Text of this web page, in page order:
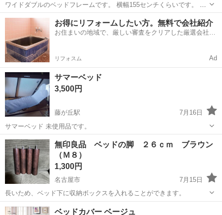
ワイドダブルのベッドフレームです。 横幅155センチくらいです。 電
灯と、片面に収納引き出しがありシーツを入れていました。 引き取り
に来て頂けると嬉しいです。郵送の場合は梱包25,000円程かかりそう
です。ご相談ください 傷...
愛知 名古屋市 千種駅 シーツ
お得にリフォームしたい方。無料で会社紹介
お住まいの地域で、厳しい審査をクリアした厳選会社を
リフォスム Ad
サマーベッド
3,500円
藤が丘駅
7月16日
サマーベッド 未使用品です。
愛知 名古屋市 藤が丘駅 ベッド
無印良品 ベッドの脚 ２６ｃｍ ブラウン
（Ｍ８）
1,300円
名古屋市
7月15日
長いため、ベッド下に収納ボックスを入れることができます。
愛知 名古屋市 ベッド
ベッドカバー ベージュ